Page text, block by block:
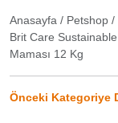
Anasayfa / Petshop /
Brit Care
Maması 12 Kg
Önceki Kategoriye